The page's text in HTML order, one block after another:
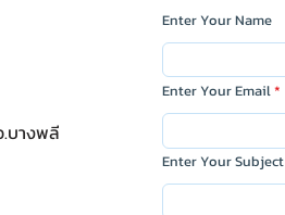
.บางพลี
Enter Your Name
Enter Your Email
Enter Your Subject